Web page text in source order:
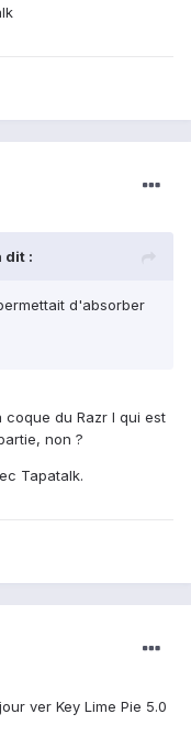
dit :
d'absorber
du Razr I qui est
non ?
Tapatalk.
ver Key Lime Pie 5.0